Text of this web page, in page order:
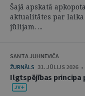
Šajā apskatā
aktualitātes par laika
jūlijam. ...
SANTA JUHNEVIČA
ŽURNĀLS 31. JŪLIJS 2026
Ilgtspējības principa